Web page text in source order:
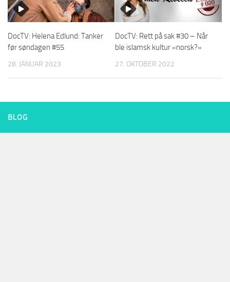
DocTV: Helena Edlund: Tanker
før søndagen #55
28. JANUAR 2023
DocTV: Rett på sak #30 – Når
ble islamsk kultur «norsk?»
27. OKTOBER 2022
BLOG